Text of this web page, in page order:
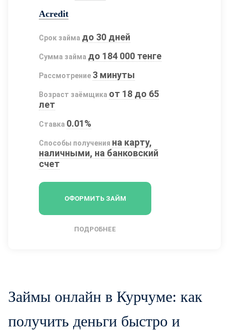
Acredit
Срок займа до 30 дней
Сумма займа до 184 000 тенге
Рассмотрение 3 минуты
Возраст заёмщика от 18 до 65
лет
Ставка 0.01%
Способы получения на карту,
наличными, на банковский
счет
ОФОРМИТЬ ЗАЙМ
ПОДРОБНЕЕ
Займы онлайн в Курчуме: как
получить деньги быстро и